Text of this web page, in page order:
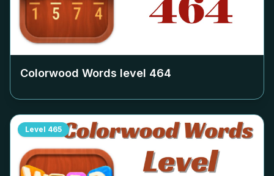
Colorwood Words level 464
Level 465